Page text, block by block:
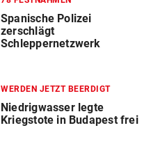
Spanische Polizei
zerschlägt
Schleppernetzwerk
WERDEN JETZT BEERDIGT
Niedrigwasser legte
Kriegstote in Budapest frei